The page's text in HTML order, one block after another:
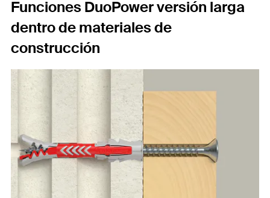
Funciones DuoPower versión larga
dentro de materiales de
construcción